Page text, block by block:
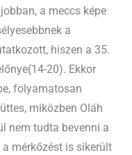
a meccs képe
a
hiszen a 35.
20). Ekkor
folyamatosan
miközben Oláh
nem tudta bevenni a
mérkőzést is sikerült